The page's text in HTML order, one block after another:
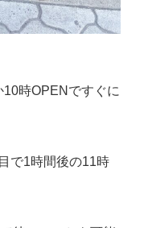
時OPENですぐに
で1時間後の11時